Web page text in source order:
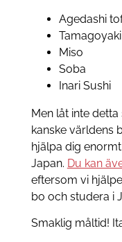
Agedashi
Tamagoyaki
Miso
Soba
Inari Sushi
Men låt inte
kanske världens
hjälpa dig
Japan. Du kan
eftersom vi
bo och studera i
Smaklig måltid!